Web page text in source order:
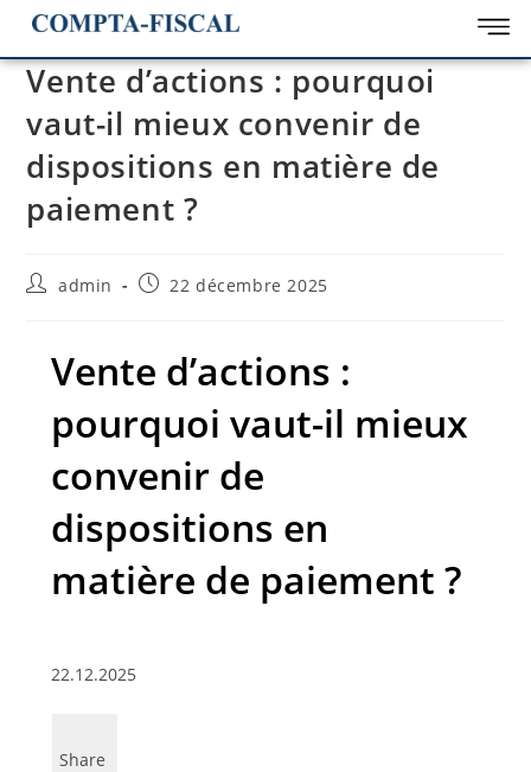
Vente d’actions : pourquoi
vaut-il mieux convenir de
dispositions en matière de
paiement ?
admin 22 décembre 2025
Vente d’actions :
pourquoi vaut-il mieux
convenir de
dispositions en
matière de paiement ?
22.12.2025
Share